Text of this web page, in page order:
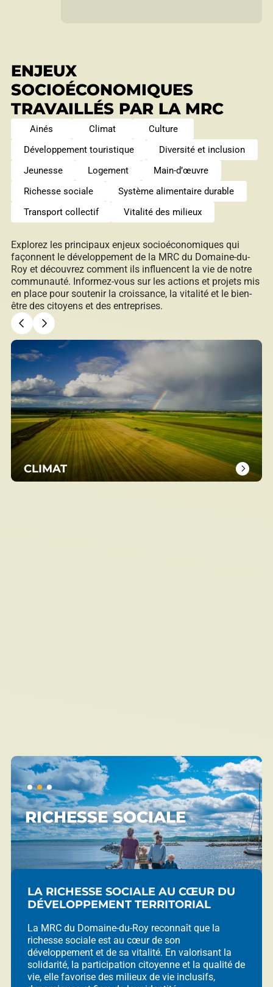
ENJEUX
SOCIOÉCONOMIQUES
TRAVAILLÉS PAR LA MRC
Ainés Climat
Culture
Développement touristique
Diversité et inclusion
Jeunesse
Logement
Main-d’œuvre
Richesse sociale
Système alimentaire durable
Transport collectif
Vitalité des milieux
Explorez les principaux enjeux socioéconomiques qui
façonnent le développement de la MRC du Domaine-du-
Roy et découvrez comment ils influencent la vie de notre
communauté. Informez-vous sur les actions et projets mis
en place pour soutenir la croissance, la vitalité et le bien-
être des citoyens et des entreprises.
CLIMAT
RICHESSE SOCIALE
LA RICHESSE SOCIALE AU CŒUR DU
DÉVELOPPEMENT TERRITORIAL
La MRC du Domaine-du-Roy reconnaît que la
richesse sociale est au cœur de son
développement et de sa vitalité. En valorisant la
solidarité, la participation citoyenne et la qualité de
vie, elle favorise des milieux de vie inclusifs,